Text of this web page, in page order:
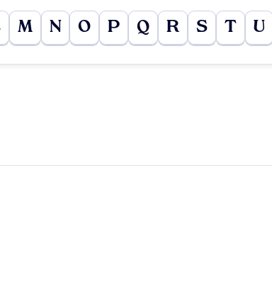
M N O P Q R S T U